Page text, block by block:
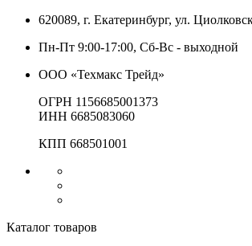
620089, г. Екатеринбург, ул.
Пн-Пт 9:00-17:00, Сб-Вс - выходной
ООО «Техмакс Трейд»
ОГРН 1156685001373
ИНН 6685083060
КПП 668501001
Каталог товаров